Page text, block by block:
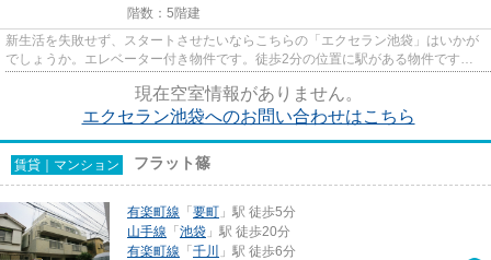
階数：5階建
新生活を失敗せず、スタートさせたいならこちらの「エクセラン池袋」はいかが
でしょうか。エレベーター付き物件です。徒歩2分の位置に駅がある物件です。
現在空室情報がありません。
エクセラン池袋へのお問い合わせはこちら
賃貸｜マンション フラット篠
有楽町線 「 要町 」駅 徒歩5分
山手線 「 池袋 」駅 徒歩20分
有楽町線 「 千川
」駅 徒歩6分